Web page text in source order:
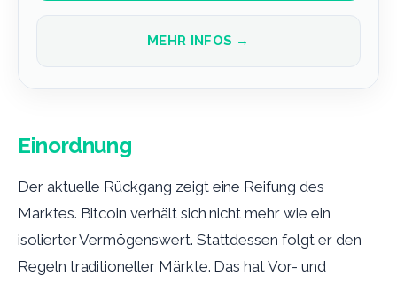
MEHR INFOS →
Einordnung
Der aktuelle Rückgang zeigt eine Reifung des
Marktes. Bitcoin verhält sich nicht mehr wie ein
isolierter Vermögenswert. Stattdessen folgt er den
Regeln traditioneller Märkte. Das hat Vor- und